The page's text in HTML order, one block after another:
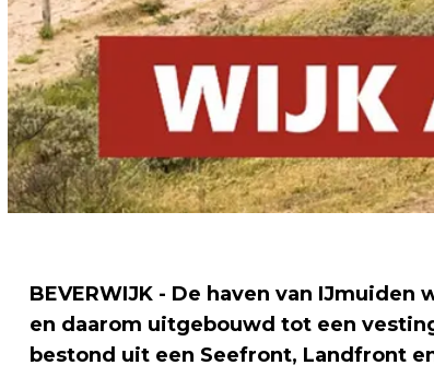
BEVERWIJK - De haven van
en daarom uitgebouwd tot een
bestond uit een Seefront, Landfront